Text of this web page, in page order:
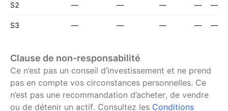
S2 — — — — —
S3 — — — — —
Clause de non-responsabilité
Ce n’est pas un conseil d’investissement et ne prend
pas en compte vos circonstances personnelles. Ce
n’est pas une recommandation d’acheter, de vendre
ou de détenir un actif. Consultez les Conditions